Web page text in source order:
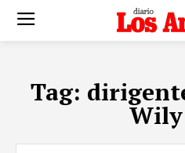
Tag: